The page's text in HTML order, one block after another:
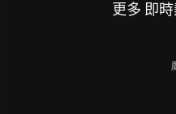
更多 即